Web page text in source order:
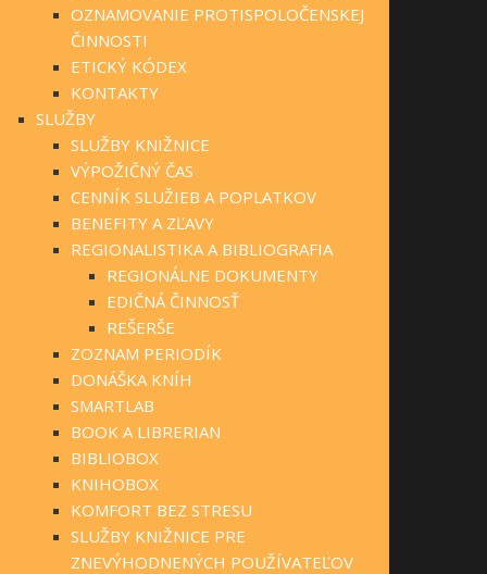
OZNAMOVANIE PROTISPOLOČENSKEJ
ČINNOSTI
ETICKÝ KÓDEX
KONTAKTY
SLUŽBY
SLUŽBY KNIŽNICE
VÝPOŽIČNÝ ČAS
CENNÍK SLUŽIEB A POPLATKOV
BENEFITY A ZĽAVY
REGIONALISTIKA A BIBLIOGRAFIA
REGIONÁLNE DOKUMENTY
EDIČNÁ ČINNOSŤ
REŠERŠE
ZOZNAM PERIODÍK
DONÁŠKA KNÍH
SMARTLAB
BOOK A LIBRERIAN
BIBLIOBOX
KNIHOBOX
KOMFORT BEZ STRESU
SLUŽBY KNIŽNICE PRE
ZNEVÝHODNENÝCH POUŽÍVATEĽOV